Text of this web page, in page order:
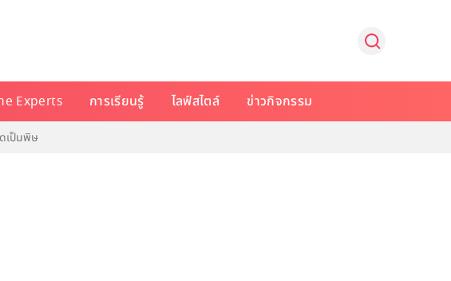
Experts การเรียนรู้ ไลฟ์สไตล์ ข่าวกิจกรรม
ดเป็นพิษ